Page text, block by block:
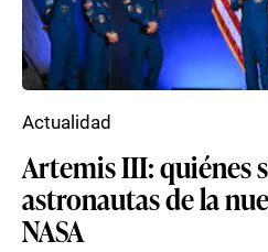
Artemis III: quiénes
astronautas de la
NASA
Actualidad